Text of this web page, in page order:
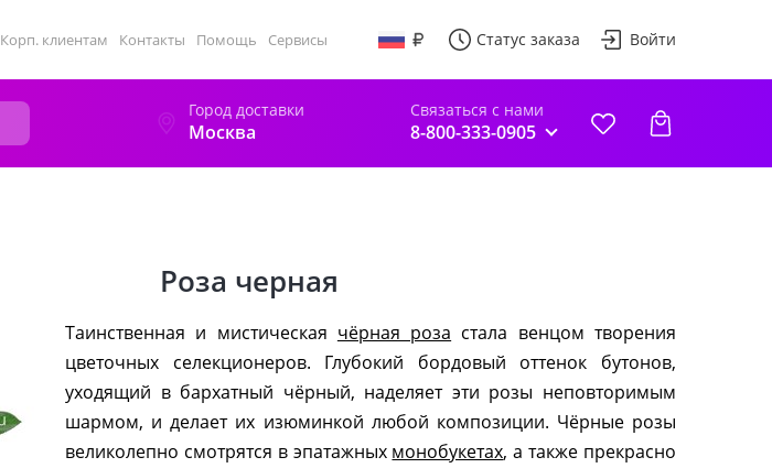
Корп. клиентам Контакты Помощь Сервисы Статус заказа Войти
Город доставки
Москва
Связаться с нами
8-800-333-0905
Роза черная
Таинственная и мистическая чёрная роза стала венцом творения
цветочных селекционеров. Глубокий бордовый оттенок бутонов,
уходящий в бархатный чёрный, наделяет эти розы неповторимым
шармом, и делает их изюминкой любой композиции. Чёрные розы
великолепно смотрятся в эпатажных монобукетах, а также прекрасно